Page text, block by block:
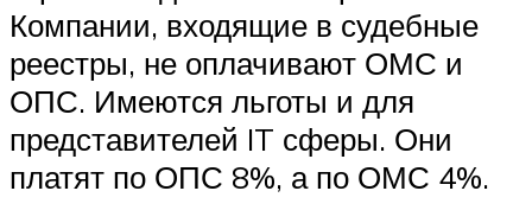
Компании, входящие в судебные
реестры, не оплачивают ОМС и
ОПС. Имеются льготы и для
представителей IT сферы. Они
платят по ОПС 8%, а по ОМС 4%.